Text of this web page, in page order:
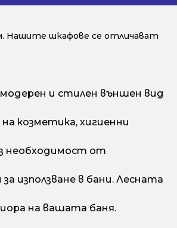
Нашите шкафове се отличават
и стилен външен вид
козметика, хигиенни
необходимост от
използване в бани. Лесната
на вашата баня.